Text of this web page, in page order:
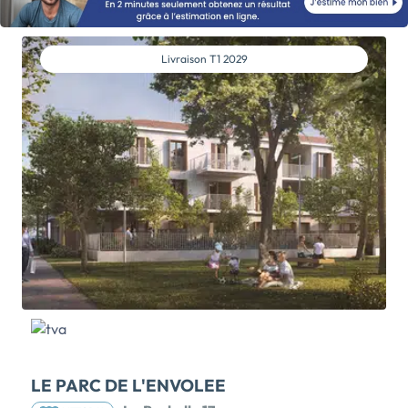
min. découvrez dès à présent votre nouvelle maison
neuve livrée 'clés en mains' pour vivre à l'année ou en
adresse secondaire. Dessinée tel un domaine arboré
et intimiste à accès unique depuis la rue Poteau, la
résidence Les Jardins du Canal est cernée en partie
par une coulée verte et propose seulement 11 maisons
de 3 et 4 pièces en étage ou de plain-pied, et seront
conformes à la RE 2020 en terme environnementale
et d'économie d'énergie. Leurs architectures et les
matériaux employés intègrent respectueusement
l'environnement direct résidentiel. Leurs doubles
orientations garantiront une luminosité intérieure, et
leurs jardins vous assureront de profiter […] Voir le
programme immobilier neuf >>
Livraison T1 2029
LE PARC DE L'ENVOLEE